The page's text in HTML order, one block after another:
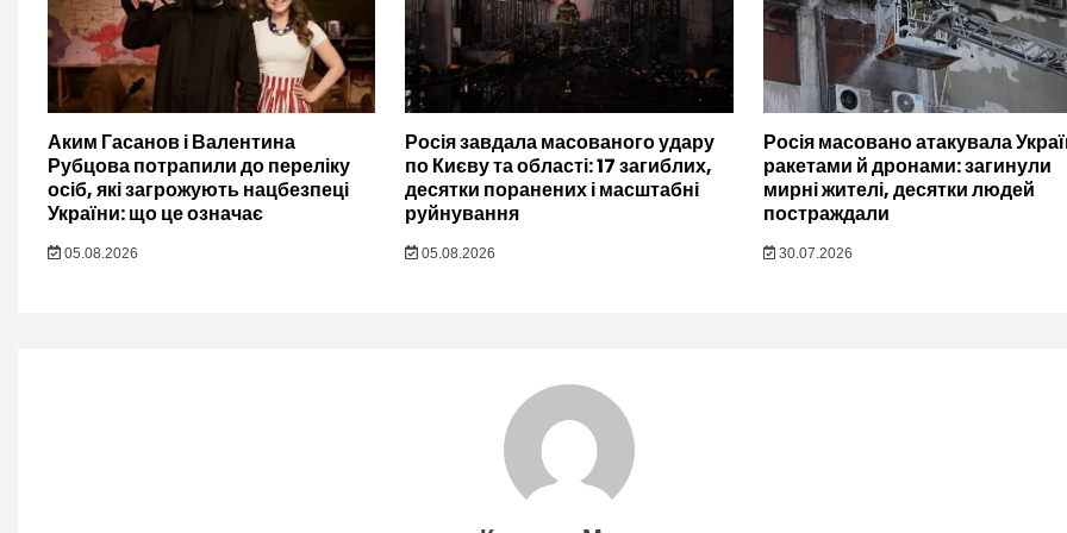
Аким Гасанов і Валентина
Рубцова потрапили до переліку
осіб, які загрожують нацбезпеці
України: що це означає
05.08.2026
Росія завдала масованого удару
по Києву та області: 17 загиблих,
десятки поранених і масштабні
руйнування
05.08.2026
Росія масовано атакувала
ракетами й дронами: загинули
мирні жителі, десятки людей
постраждали
30.07.2026